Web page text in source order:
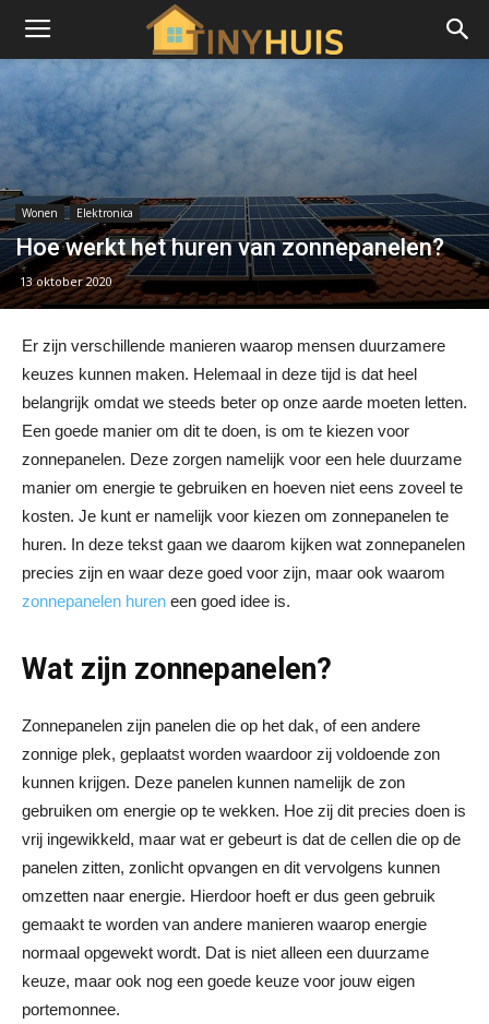
Wonen Elektronica
Hoe werkt het huren van zonnepanelen?
13 oktober 2020
Er zijn verschillende manieren waarop mensen duurzamere
keuzes kunnen maken. Helemaal in deze tijd is dat heel
belangrijk omdat we steeds beter op onze aarde moeten letten.
Een goede manier om dit te doen, is om te kiezen voor
zonnepanelen. Deze zorgen namelijk voor een hele duurzame
manier om energie te gebruiken en hoeven niet eens zoveel te
kosten. Je kunt er namelijk voor kiezen om zonnepanelen te
huren. In deze tekst gaan we daarom kijken wat zonnepanelen
precies zijn en waar deze goed voor zijn, maar ook waarom
zonnepanelen huren een goed idee is.
Wat zijn zonnepanelen?
Zonnepanelen zijn panelen die op het dak, of een andere
zonnige plek, geplaatst worden waardoor zij voldoende zon
kunnen krijgen. Deze panelen kunnen namelijk de zon
gebruiken om energie op te wekken. Hoe zij dit precies doen is
vrij ingewikkeld, maar wat er gebeurt is dat de cellen die op de
panelen zitten, zonlicht opvangen en dit vervolgens kunnen
omzetten naar energie. Hierdoor hoeft er dus geen gebruik
gemaakt te worden van andere manieren waarop energie
normaal opgewekt wordt. Dat is niet alleen een duurzame
keuze, maar ook nog een goede keuze voor jouw eigen
portemonnee.